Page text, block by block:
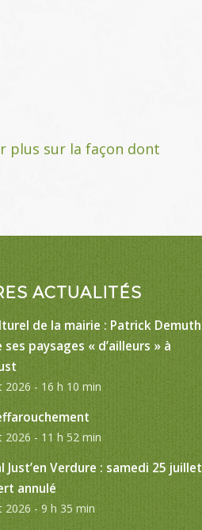
plus sur la façon dont
ACTUALITÉS
de la mairie : Patrick Demuth
ses paysages « d’ailleurs » à
2026 - 16 h 10 min
2026 - 11 h 52 min
Just’en Verdure : samedi 25 juillet
annulé
2026 - 9 h 35 min